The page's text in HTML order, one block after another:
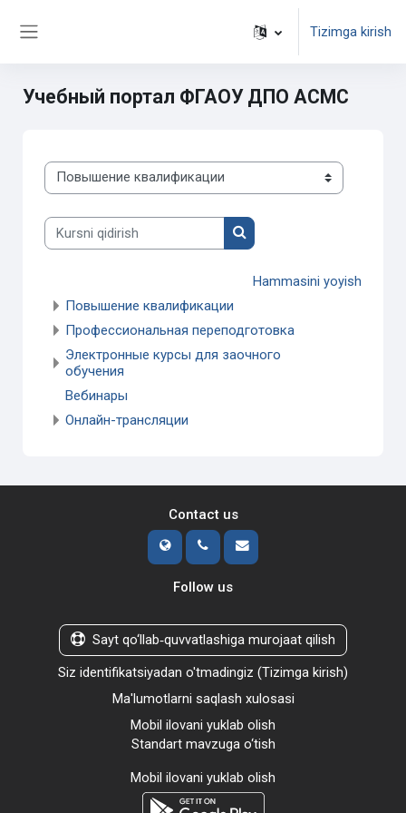
Tizimga kirish
Учебный портал ФГАОУ ДПО АСМС
Kurs toifalari
Kursni qidirish
Kursni qidirish
Hammasini yoyish
Повышение квалификации
Профессиональная переподготовка
Электронные курсы для заочного
обучения
Вебинары
Онлайн-трансляции
Contact us
Follow us
Sayt qo‘llab‑quvvatlashiga murojaat qilish
Siz identifikatsiyadan o'tmadingiz (Tizimga kirish)
Ma'lumotlarni saqlash xulosasi
Mobil ilovani yuklab olish
Standart mavzuga o‘tish
Mobil ilovani yuklab olish